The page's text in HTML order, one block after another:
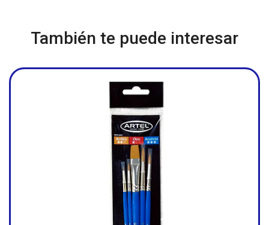
También te puede interesar